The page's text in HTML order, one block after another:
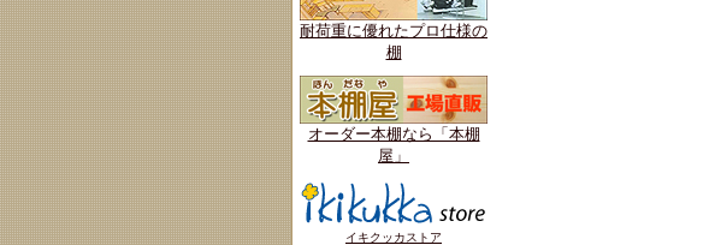
耐荷重に優れたプロ仕様の
棚
オーダー本棚なら「本棚
屋」
イキクッカストア